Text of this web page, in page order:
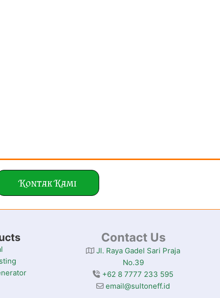
Kontak Kami
Contact Us
Jl. Raya Gadel Sari Praja
No.39
+62 8 7777 233 595
email@sultoneff.id